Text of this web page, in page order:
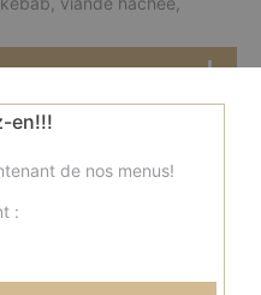
de poulet, pommes
en!!!
de nos menus!
: